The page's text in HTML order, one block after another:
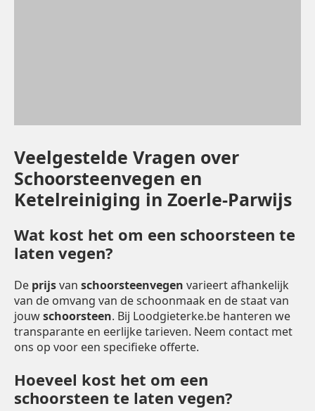
Veelgestelde Vragen over
Schoorsteenvegen en
Ketelreiniging in Zoerle-Parwijs
Wat kost het om een schoorsteen te
laten vegen?
De prijsvan schoorsteenvegen varieert afhankelijk
van de omvang van de schoonmaak en de staat van
jouwschoorsteen. Bij Loodgieterke.be hanteren we
transparante en eerlijke tarieven. Neem contact met
ons op voor een specifieke offerte.
Hoeveel kost het om een
schoorsteen te laten vegen?